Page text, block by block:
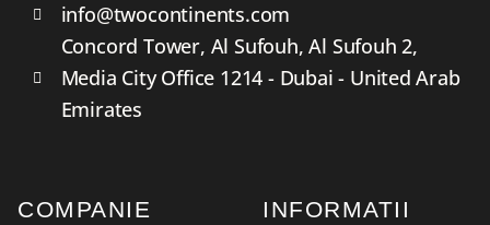
info@twocontinents.com
Concord Tower, Al Sufouh, Al Sufouh 2,
Media City Office 1214 - Dubai - United Arab
Emirates
COMPANIE INFORMATII